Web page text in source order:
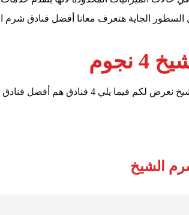
الجاية هتعرف معانا أفضل فنادق شرم الشيخ 4
هم أفضل فنادق شرم الشيخ 4 نجوم: